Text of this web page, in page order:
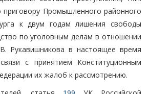
Промышленного районного
к двум годам лишения свободы
по уголовным делам в отношении
Рукавишникова в настоящее время
с принятием Конституционным
их жалоб к рассмотрению.